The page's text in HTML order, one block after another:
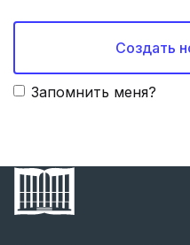
Создать
Запомнить меня?